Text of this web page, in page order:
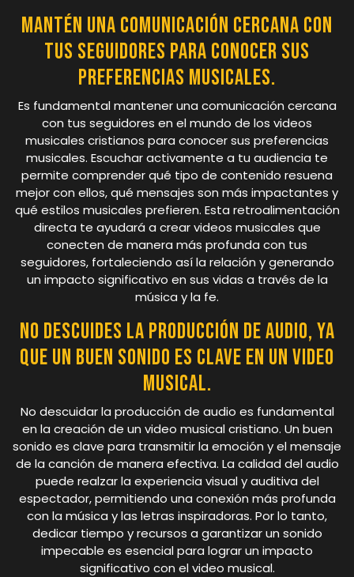
Mantén una comunicación cercana con
tus seguidores para conocer sus
preferencias musicales.
Es fundamental mantener una comunicación cercana
con tus seguidores en el mundo de los videos
musicales cristianos para conocer sus preferencias
musicales. Escuchar activamente a tu audiencia te
permite comprender qué tipo de contenido resuena
mejor con ellos, qué mensajes son más impactantes y
qué estilos musicales prefieren. Esta retroalimentación
directa te ayudará a crear videos musicales que
conecten de manera más profunda con tus
seguidores, fortaleciendo así la relación y generando
un impacto significativo en sus vidas a través de la
música y la fe.
No descuides la producción de audio, ya
que un buen sonido es clave en un video
musical.
No descuidar la producción de audio es fundamental
en la creación de un video musical cristiano. Un buen
sonido es clave para transmitir la emoción y el mensaje
de la canción de manera efectiva. La calidad del audio
puede realzar la experiencia visual y auditiva del
espectador, permitiendo una conexión más profunda
con la música y las letras inspiradoras. Por lo tanto,
dedicar tiempo y recursos a garantizar un sonido
impecable es esencial para lograr un impacto
significativo con el video musical.